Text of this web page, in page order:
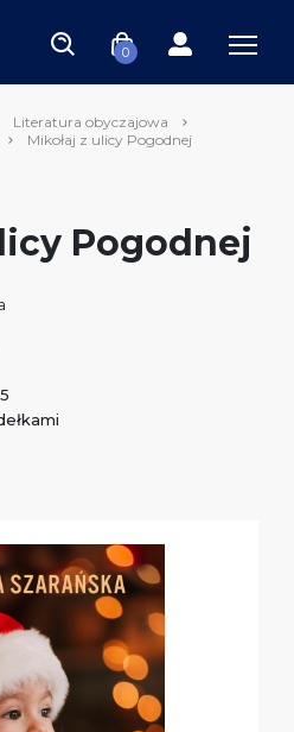
0
Literatura obyczajowa
Mikołaj z ulicy Pogodnej
Pogodnej